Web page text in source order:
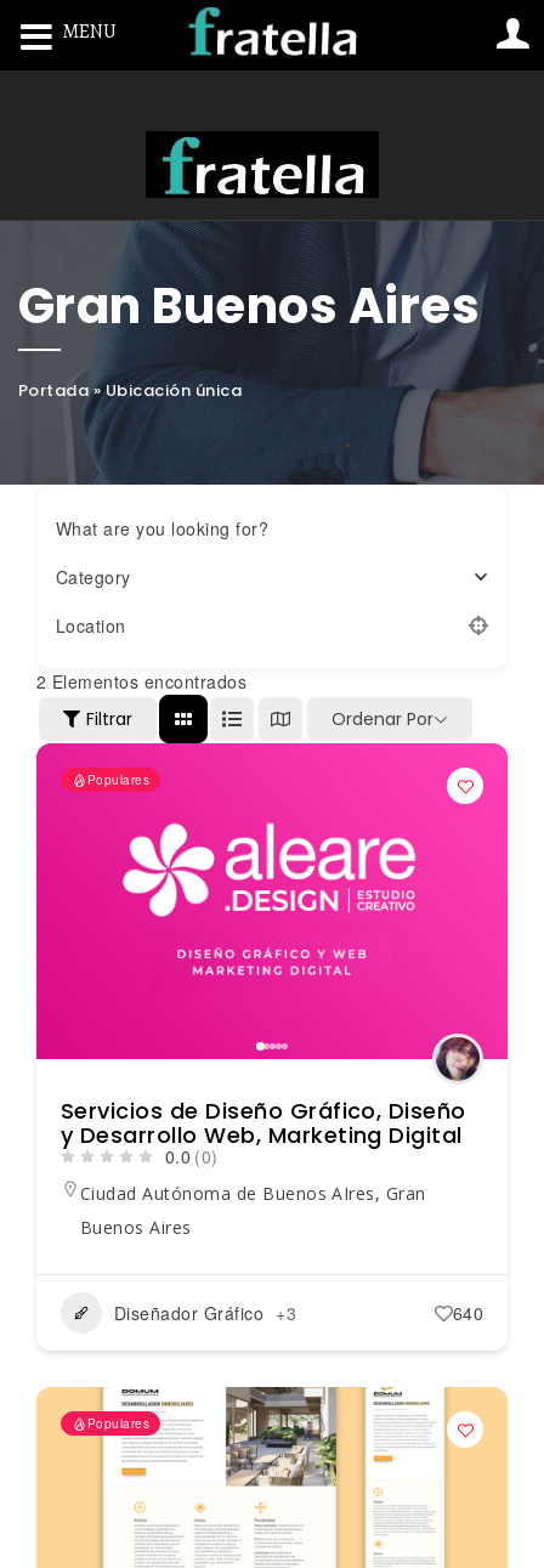
Gran Buenos Aires
Portada»Ubicación única
What are you looking for?
Category
Location
2 Elementos encontrados
Filtrar
Ordenar Por
Populares
Servicios de Diseño Gráfico, Diseño
y Desarrollo Web, Marketing Digital
0.0 (0)
Ciudad Autónoma de Buenos AIres, Gran
Buenos Aires
Diseñador Gráfico +3 640
Populares
MENU